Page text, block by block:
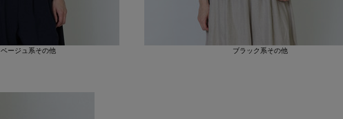
ベージュ系その他 ブラック系その他